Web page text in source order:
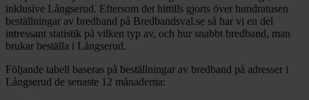
inklusive Långserud. Eftersom det hittills gjorts över hundratusen
beställningar av bredband på Bredbandsval.se så har vi en del
intressant statistik på vilken typ av, och hur snabbt bredband, man
brukar beställa i Långserud.
Följande tabell baseras på beställningar av bredband på adresser i
Långserud de senaste 12 månaderna: